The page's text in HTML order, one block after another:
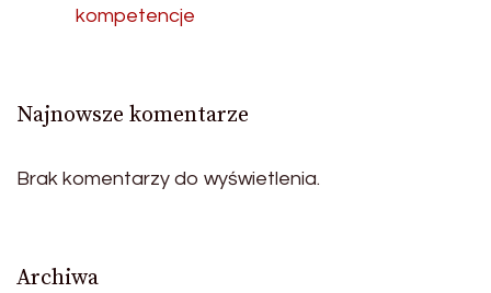
kompetencje
Najnowsze komentarze
Brak komentarzy do wyświetlenia.
Archiwa